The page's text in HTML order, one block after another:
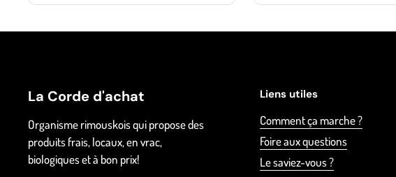
La Corde d'achat
Organisme rimouskois qui propose des
produits frais, locaux, en vrac,
biologiques et à bon prix!
Liens utiles
Comment ça marche ?
Foire aux questions
Le saviez-vous ?